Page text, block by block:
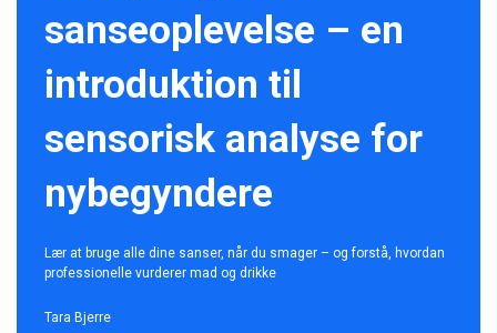
sanseoplevelse – en
introduktion til
sensorisk analyse for
nybegyndere
Lær at bruge alle dine sanser, når du smager – og forstå, hvordan
professionelle vurderer mad og drikke
Tara Bjerre